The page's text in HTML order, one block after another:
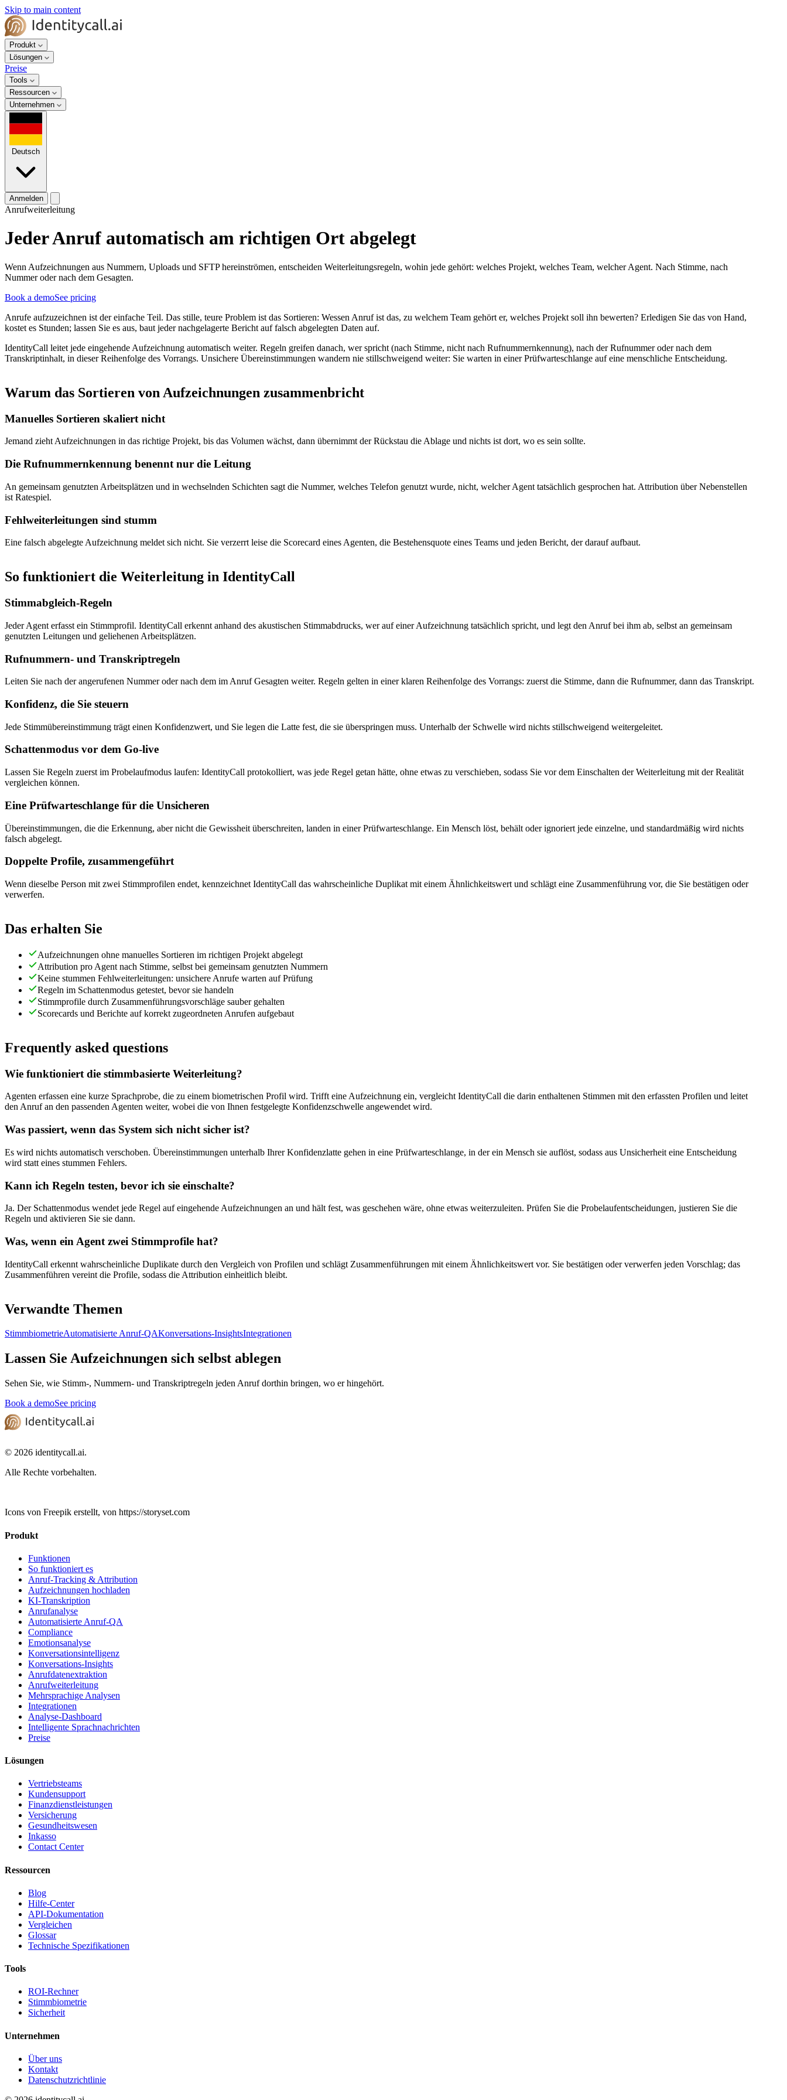
Skip to main content
Produkt
Lösungen
Preise
Tools
Ressourcen
Unternehmen
Deutsch
Anmelden
Anrufweiterleitung
Jeder Anruf automatisch am richtigen Ort abgelegt
Wenn Aufzeichnungen aus Nummern, Uploads und SFTP hereinströmen, entscheiden Weiterleitungsregeln, wohin jede gehört: welches Projekt, welches Team, welcher Agent. Nach Stimme, nach
Nummer oder nach dem Gesagten.
Book a demoSee pricing
Anrufe aufzuzeichnen ist der einfache Teil. Das stille, teure Problem ist das Sortieren: Wessen Anruf ist das, zu welchem Team gehört er, welches Projekt soll ihn bewerten? Erledigen Sie das von Hand,
kostet es Stunden; lassen Sie es aus, baut jeder nachgelagerte Bericht auf falsch abgelegten Daten auf.
IdentityCall leitet jede eingehende Aufzeichnung automatisch weiter. Regeln greifen danach, wer spricht (nach Stimme, nicht nach Rufnummernkennung), nach der Rufnummer oder nach dem
Transkriptinhalt, in dieser Reihenfolge des Vorrangs. Unsichere Übereinstimmungen wandern nie stillschweigend weiter: Sie warten in einer Prüfwarteschlange auf eine menschliche Entscheidung.
Warum das Sortieren von Aufzeichnungen zusammenbricht
Manuelles Sortieren skaliert nicht
Jemand zieht Aufzeichnungen in das richtige Projekt, bis das Volumen wächst, dann übernimmt der Rückstau die Ablage und nichts ist dort, wo es sein sollte.
Die Rufnummernkennung benennt nur die Leitung
An gemeinsam genutzten Arbeitsplätzen und in wechselnden Schichten sagt die Nummer, welches Telefon genutzt wurde, nicht, welcher Agent tatsächlich gesprochen hat. Attribution über Nebenstellen
ist Ratespiel.
Fehlweiterleitungen sind stumm
Eine falsch abgelegte Aufzeichnung meldet sich nicht. Sie verzerrt leise die Scorecard eines Agenten, die Bestehensquote eines Teams und jeden Bericht, der darauf aufbaut.
So funktioniert die Weiterleitung in IdentityCall
Stimmabgleich-Regeln
Jeder Agent erfasst ein Stimmprofil. IdentityCall erkennt anhand des akustischen Stimmabdrucks, wer auf einer Aufzeichnung tatsächlich spricht, und legt den Anruf bei ihm ab, selbst an gemeinsam
genutzten Leitungen und geliehenen Arbeitsplätzen.
Rufnummern- und Transkriptregeln
Leiten Sie nach der angerufenen Nummer oder nach dem im Anruf Gesagten weiter. Regeln gelten in einer klaren Reihenfolge des Vorrangs: zuerst die Stimme, dann die Rufnummer, dann das Transkript.
Konfidenz, die Sie steuern
Jede Stimmübereinstimmung trägt einen Konfidenzwert, und Sie legen die Latte fest, die sie überspringen muss. Unterhalb der Schwelle wird nichts stillschweigend weitergeleitet.
Schattenmodus vor dem Go-live
Lassen Sie Regeln zuerst im Probelaufmodus laufen: IdentityCall protokolliert, was jede Regel getan hätte, ohne etwas zu verschieben, sodass Sie vor dem Einschalten der Weiterleitung mit der Realität
vergleichen können.
Eine Prüfwarteschlange für die Unsicheren
Übereinstimmungen, die die Erkennung, aber nicht die Gewissheit überschreiten, landen in einer Prüfwarteschlange. Ein Mensch löst, behält oder ignoriert jede einzelne, und standardmäßig wird nichts
falsch abgelegt.
Doppelte Profile, zusammengeführt
Wenn dieselbe Person mit zwei Stimmprofilen endet, kennzeichnet IdentityCall das wahrscheinliche Duplikat mit einem Ähnlichkeitswert und schlägt eine Zusammenführung vor, die Sie bestätigen oder
verwerfen.
Das erhalten Sie
Aufzeichnungen ohne manuelles Sortieren im richtigen Projekt abgelegt
Attribution pro Agent nach Stimme, selbst bei gemeinsam genutzten Nummern
Keine stummen Fehlweiterleitungen: unsichere Anrufe warten auf Prüfung
Regeln im Schattenmodus getestet, bevor sie handeln
Stimmprofile durch Zusammenführungsvorschläge sauber gehalten
Scorecards und Berichte auf korrekt zugeordneten Anrufen aufgebaut
Frequently asked questions
Wie funktioniert die stimmbasierte Weiterleitung?
Agenten erfassen eine kurze Sprachprobe, die zu einem biometrischen Profil wird. Trifft eine Aufzeichnung ein, vergleicht IdentityCall die darin enthaltenen Stimmen mit den erfassten Profilen und leitet
den Anruf an den passenden Agenten weiter, wobei die von Ihnen festgelegte Konfidenzschwelle angewendet wird.
Was passiert, wenn das System sich nicht sicher ist?
Es wird nichts automatisch verschoben. Übereinstimmungen unterhalb Ihrer Konfidenzlatte gehen in eine Prüfwarteschlange, in der ein Mensch sie auflöst, sodass aus Unsicherheit eine Entscheidung
wird statt eines stummen Fehlers.
Kann ich Regeln testen, bevor ich sie einschalte?
Ja. Der Schattenmodus wendet jede Regel auf eingehende Aufzeichnungen an und hält fest, was geschehen wäre, ohne etwas weiterzuleiten. Prüfen Sie die Probelaufentscheidungen, justieren Sie die
Regeln und aktivieren Sie sie dann.
Was, wenn ein Agent zwei Stimmprofile hat?
IdentityCall erkennt wahrscheinliche Duplikate durch den Vergleich von Profilen und schlägt Zusammenführungen mit einem Ähnlichkeitswert vor. Sie bestätigen oder verwerfen jeden Vorschlag; das
Zusammenführen vereint die Profile, sodass die Attribution einheitlich bleibt.
Verwandte Themen
StimmbiometrieAutomatisierte Anruf-QAKonversations-InsightsIntegrationen
Lassen Sie Aufzeichnungen sich selbst ablegen
Sehen Sie, wie Stimm-, Nummern- und Transkriptregeln jeden Anruf dorthin bringen, wo er hingehört.
Book a demoSee pricing
© 2026 identitycall.ai.
Alle Rechte vorbehalten.
Icons von Freepik erstellt, von https://storyset.com
Produkt
Funktionen
So funktioniert es
Anruf-Tracking & Attribution
Aufzeichnungen hochladen
KI-Transkription
Anrufanalyse
Automatisierte Anruf-QA
Compliance
Emotionsanalyse
Konversationsintelligenz
Konversations-Insights
Anrufdatenextraktion
Anrufweiterleitung
Mehrsprachige Analysen
Integrationen
Analyse-Dashboard
Intelligente Sprachnachrichten
Preise
Lösungen
Vertriebsteams
Kundensupport
Finanzdienstleistungen
Versicherung
Gesundheitswesen
Inkasso
Contact Center
Ressourcen
Blog
Hilfe-Center
API-Dokumentation
Vergleichen
Glossar
Technische Spezifikationen
Tools
ROI-Rechner
Stimmbiometrie
Sicherheit
Unternehmen
Über uns
Kontakt
Datenschutzrichtlinie